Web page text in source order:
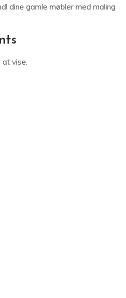
dine gamle møbler med maling
at vise.